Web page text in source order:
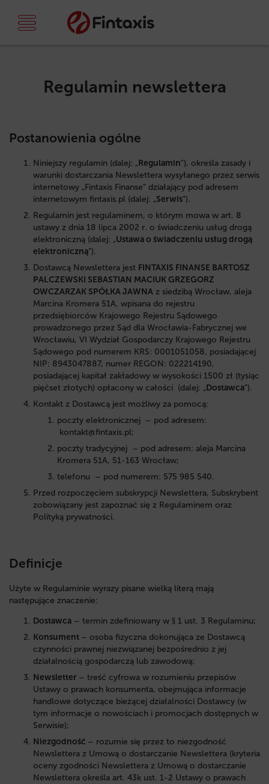
Regulamin newslettera
Postanowienia ogólne
Niniejszy regulamin (dalej: „Regulamin”), określa zasady i
warunki dostarczania Newslettera wysyłanego przez serwis
internetowy „Fintaxis Finanse” działający pod adresem
internetowym fintaxis.pl (dalej: „Serwis”).
Regulamin jest regulaminem, o którym mowa w art. 8
ustawy z dnia 18 lipca 2002 r. o świadczeniu usług drogą
elektroniczną (dalej: „Ustawa o świadczeniu usług drogą
elektroniczną”).
Dostawcą Newslettera jest FINTAXIS FINANSE BARTOSZ
PALCZEWSKI SEBASTIAN MACIUK GRZEGORZ
OWCZARZAK SPÓŁKA JAWNA z siedzibą Wrocław, aleja
Marcina Kromera 51A, wpisana do rejestru
przedsiębiorców Krajowego Rejestru Sądowego
prowadzonego przez Sąd dla Wrocławia-Fabrycznej we
Wrocławiu, VI Wydział Gospodarczy Krajowego Rejestru
Sądowego pod numerem KRS: 0001051058, posiadającej
NIP: 8943047887, numer REGON: 022214190,
posiadającej kapitał zakładowy w wysokości 1500 zł (tysiąc
pięćset złotych) opłacony w całości (dalej: „Dostawca”).
Kontakt z Dostawcą jest możliwy za pomocą:
poczty elektronicznej – pod adresem:
kontakt@fintaxis.pl;
poczty tradycyjnej – pod adresem: aleja Marcina
Kromera 51A, 51-163 Wrocław;
telefonu – pod numerem: 575 985 540.
Przed rozpoczęciem subskrypcji Newslettera, Subskrybent
zobowiązany jest zapoznać się z Regulaminem oraz
Polityką prywatności.
Definicje
Użyte w Regulaminie wyrazy pisane wielką literą mają
następujące znaczenie:
Dostawca – termin zdefiniowany w § 1 ust. 3 Regulaminu;
Konsument – osoba fizyczna dokonująca ze Dostawcą
czynności prawnej niezwiązanej bezpośrednio z jej
działalnością gospodarczą lub zawodową;
Newsletter – treść cyfrowa w rozumieniu przepisów
Ustawy o prawach konsumenta, obejmująca informacje
handlowe dotyczące bieżącej działalności Dostawcy (w
tym informacje o nowościach i promocjach dostępnych w
Serwisie);
Niezgodność – rozumie się przez to niezgodność
Newslettera z Umową o dostarczanie Newslettera (kryteria
oceny zgodności Newslettera z Umową o dostarczanie
Newslettera określa art. 43k ust. 1-2 Ustawy o prawach